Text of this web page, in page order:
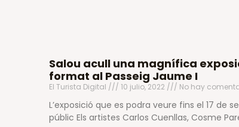
Salou acull una magnífica
format al Passeig Jaume I
El Turista Digital 10 julio, 2022 No hay
L’exposició que es podra veure fins el 17
públic Els artistes Carlos Cuenllas, Cosme